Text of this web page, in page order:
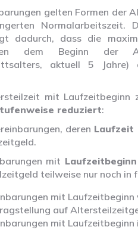
gelten Formen der
Normalarbeitszeit.
dadurch, dass die
dem Beginn der
aktuell 5 Jahre)
mit
reduziert:
deren Laufzeit
mit
teilweise nur noch in
mit
auf
mit